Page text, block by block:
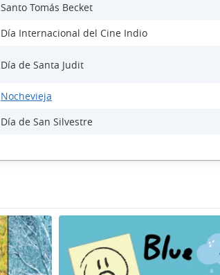
Santo Tomás Becket
Día Internacional del Cine Indio
Día de Santa Judit
Nochevieja
Día de San Silvestre